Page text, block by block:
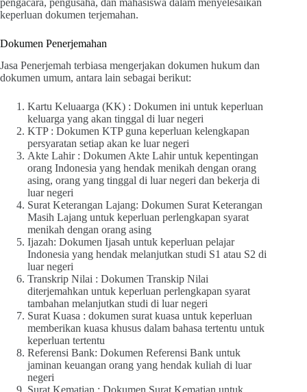
keperluan dokumen terjemahan.
Dokumen Penerjemahan
Jasa Penerjemah terbiasa mengerjakan dokumen hukum dan
dokumen umum, antara lain sebagai berikut:
Kartu Keluaarga (KK) : Dokumen ini untuk keperluan
keluarga yang akan tinggal di luar negeri
KTP : Dokumen KTP guna keperluan kelengkapan
persyaratan setiap akan ke luar negeri
Akte Lahir : Dokumen Akte Lahir untuk kepentingan
orang Indonesia yang hendak menikah dengan orang
asing, orang yang tinggal di luar negeri dan bekerja di
luar negeri
Surat Keterangan Lajang: Dokumen Surat Keterangan
Masih Lajang untuk keperluan perlengkapan syarat
menikah dengan orang asing
Ijazah: Dokumen Ijasah untuk keperluan pelajar
Indonesia yang hendak melanjutkan studi S1 atau S2 di
luar negeri
Transkrip Nilai : Dokumen Transkip Nilai
diterjemahkan untuk keperluan perlengkapan syarat
tambahan melanjutkan studi di luar negeri
Surat Kuasa : dokumen surat kuasa untuk keperluan
memberikan kuasa khusus dalam bahasa tertentu untuk
keperluan tertentu
Referensi Bank: Dokumen Referensi Bank untuk
jaminan keuangan orang yang hendak kuliah di luar
negeri